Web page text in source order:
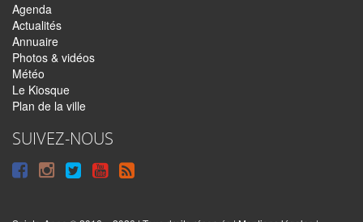
Agenda
Actualités
Annuaire
Photos & vidéos
Météo
Le Kiosque
Plan de la ville
SUIVEZ-NOUS
SuivreSuivreSuivreSyndiquer